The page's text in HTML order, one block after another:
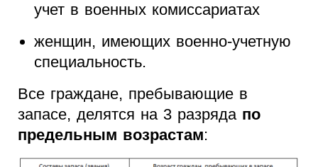
учет в военных комиссариатах
женщин, имеющих военно-учетную
специальность.
Все граждане, пребывающие в
запасе, делятся на 3 разряда по
предельным возрастам: